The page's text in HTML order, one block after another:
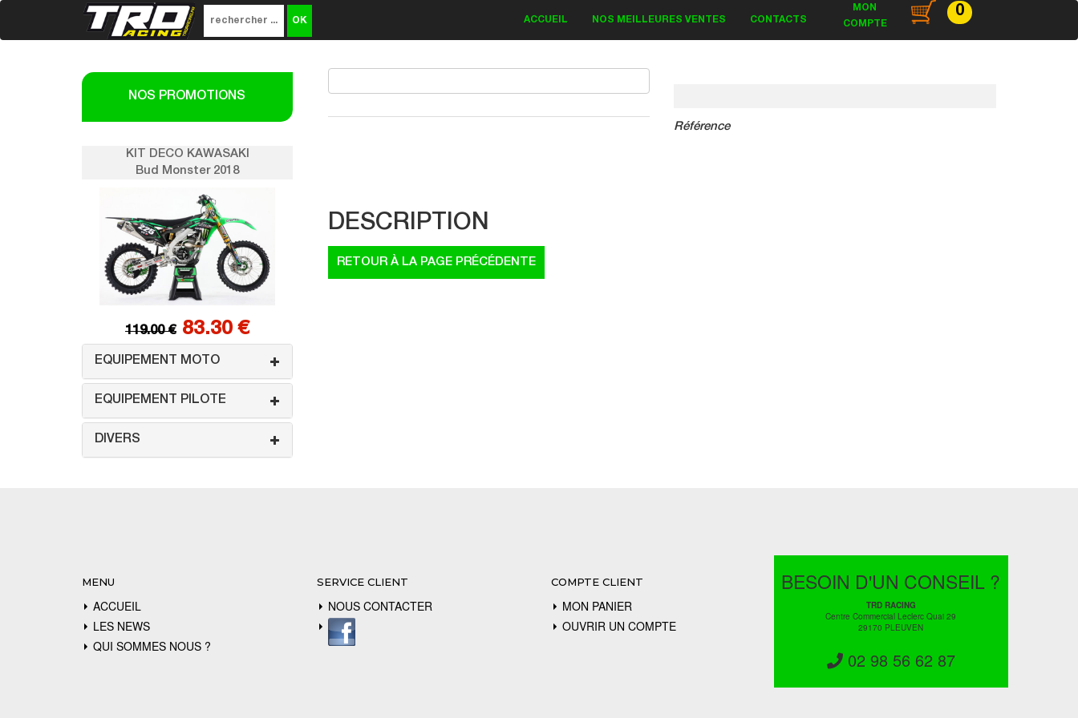
ACCUEIL NOS MEILLEURES VENTES CONTACTS
MON
COMPTE
0
NOS PROMOTIONS
KIT DECO KAWASAKI
Bud Monster 2018
119.00 € 83.30 €
EQUIPEMENT MOTO
EQUIPEMENT PILOTE
DIVERS
Référence
DESCRIPTION
MENU
ACCUEIL
LES NEWS
QUI SOMMES NOUS ?
SERVICE CLIENT
NOUS CONTACTER
COMPTE CLIENT
MON PANIER
OUVRIR UN COMPTE
BESOIN D'UN CONSEIL ?
TRD RACING
Centre Commercial Leclerc Quai 29
29170 PLEUVEN
02 98 56 62 87